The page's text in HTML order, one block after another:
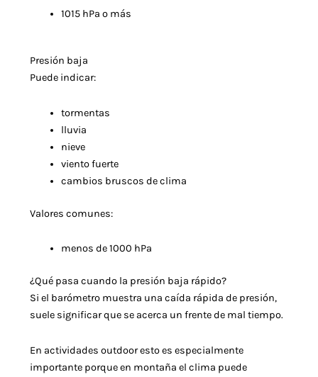
1015 hPa o más
Presión baja
Puede indicar:
tormentas
lluvia
nieve
viento fuerte
cambios bruscos de clima
Valores comunes:
menos de 1000 hPa
¿Qué pasa cuando la presión baja rápido?
Si el barómetro muestra una caída rápida de presión,
suele significar que se acerca un frente de mal tiempo.
En actividades outdoor esto es especialmente
importante porque en montaña el clima puede